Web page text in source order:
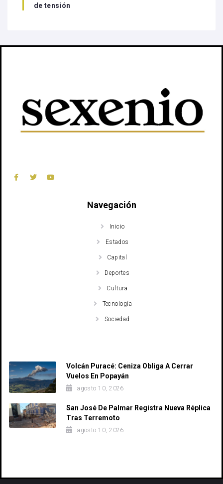
de tensión
Navegación
Inicio
Estados
Capital
Deportes
Cultura
Tecnología
Sociedad
Volcán Puracé: Ceniza Obliga A Cerrar
Vuelos En Popayán
agosto 10, 2026
San José De Palmar Registra Nueva Réplica
Tras Terremoto
agosto 10, 2026